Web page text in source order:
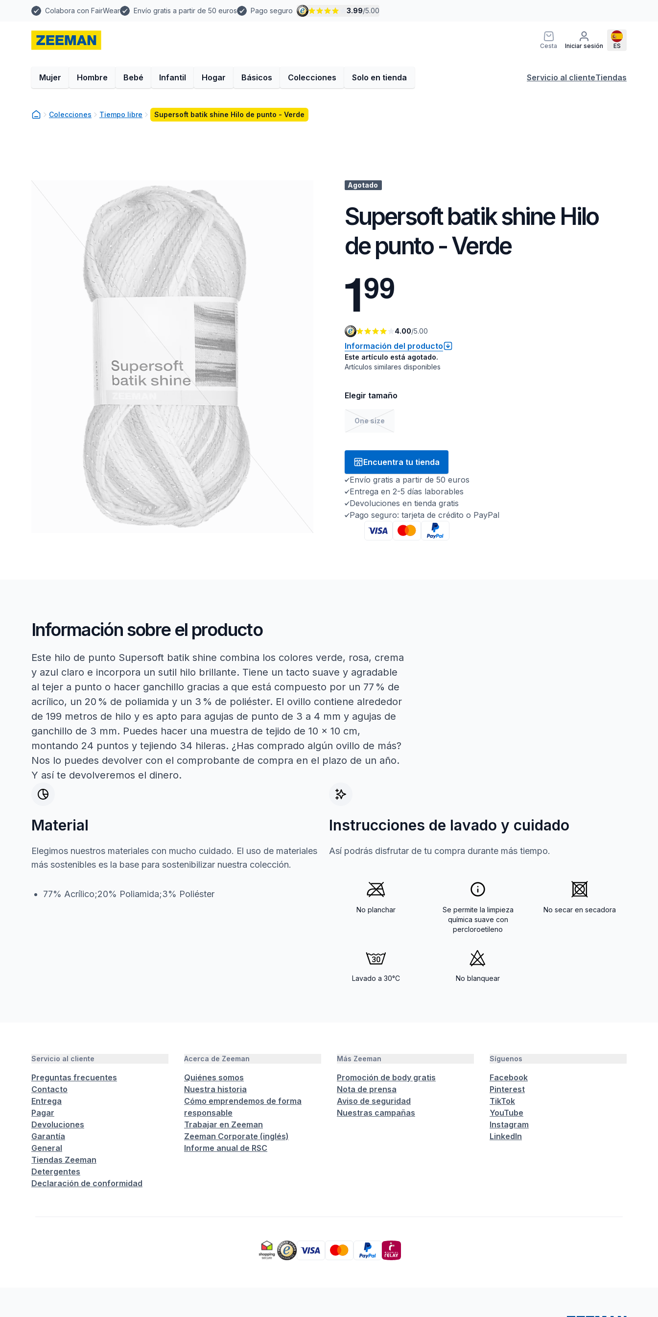
Colabora con FairWear Envío gratis a partir de 50 euros Pago seguro 3.99/5.00
Cesta Iniciar sesión ES
Mujer Hombre Bebé Infantil Hogar Básicos Colecciones Solo en tienda Servicio al clienteTiendas
Colecciones Tiempo libre Supersoft batik shine Hilo de punto - Verde
Agotado
Supersoft batik shine Hilo
de punto - Verde
199
4.00/5.00
Información del producto
Este artículo está agotado.
Artículos similares disponibles
Elegir tamaño
One size
Encuentra tu tienda
Envío gratis a partir de 50 euros
Entrega en 2-5 días laborables
Devoluciones en tienda gratis
Pago seguro: tarjeta de crédito o PayPal
Información sobre el producto
Este hilo de punto Supersoft batik shine combina los colores verde, rosa, crema
y azul claro e incorpora un sutil hilo brillante. Tiene un tacto suave y agradable
al tejer a punto o hacer ganchillo gracias a que está compuesto por un 77 % de
acrílico, un 20 % de poliamida y un 3 % de poliéster. El ovillo contiene alrededor
de 199 metros de hilo y es apto para agujas de punto de 3 a 4 mm y agujas de
ganchillo de 3 mm. Puedes hacer una muestra de tejido de 10 x 10 cm,
montando 24 puntos y tejiendo 34 hileras. ¿Has comprado algún ovillo de más?
Nos lo puedes devolver con el comprobante de compra en el plazo de un año.
Y así te devolveremos el dinero.
Material
Elegimos nuestros materiales con mucho cuidado. El uso de materiales
más sostenibles es la base para sostenibilizar nuestra colección.
77% Acrílico;20% Poliamida;3% Poliéster
Instrucciones de lavado y cuidado
Así podrás disfrutar de tu compra durante más tiempo.
No planchar
Se permite la limpieza
química suave con
percloroetileno
No secar en secadora
Lavado a 30°C No blanquear
Servicio al cliente
Preguntas frecuentes
Contacto
Entrega
Pagar
Devoluciones
Garantía
General
Tiendas Zeeman
Detergentes
Declaración de conformidad
Acerca de Zeeman
Quiénes somos
Nuestra historia
Cómo emprendemos de forma
responsable
Trabajar en Zeeman
Zeeman Corporate (inglés)
Informe anual de RSC
Más Zeeman
Promoción de body gratis
Nota de prensa
Aviso de seguridad
Nuestras campañas
Síguenos
Facebook
Pinterest
TikTok
YouTube
Instagram
LinkedIn